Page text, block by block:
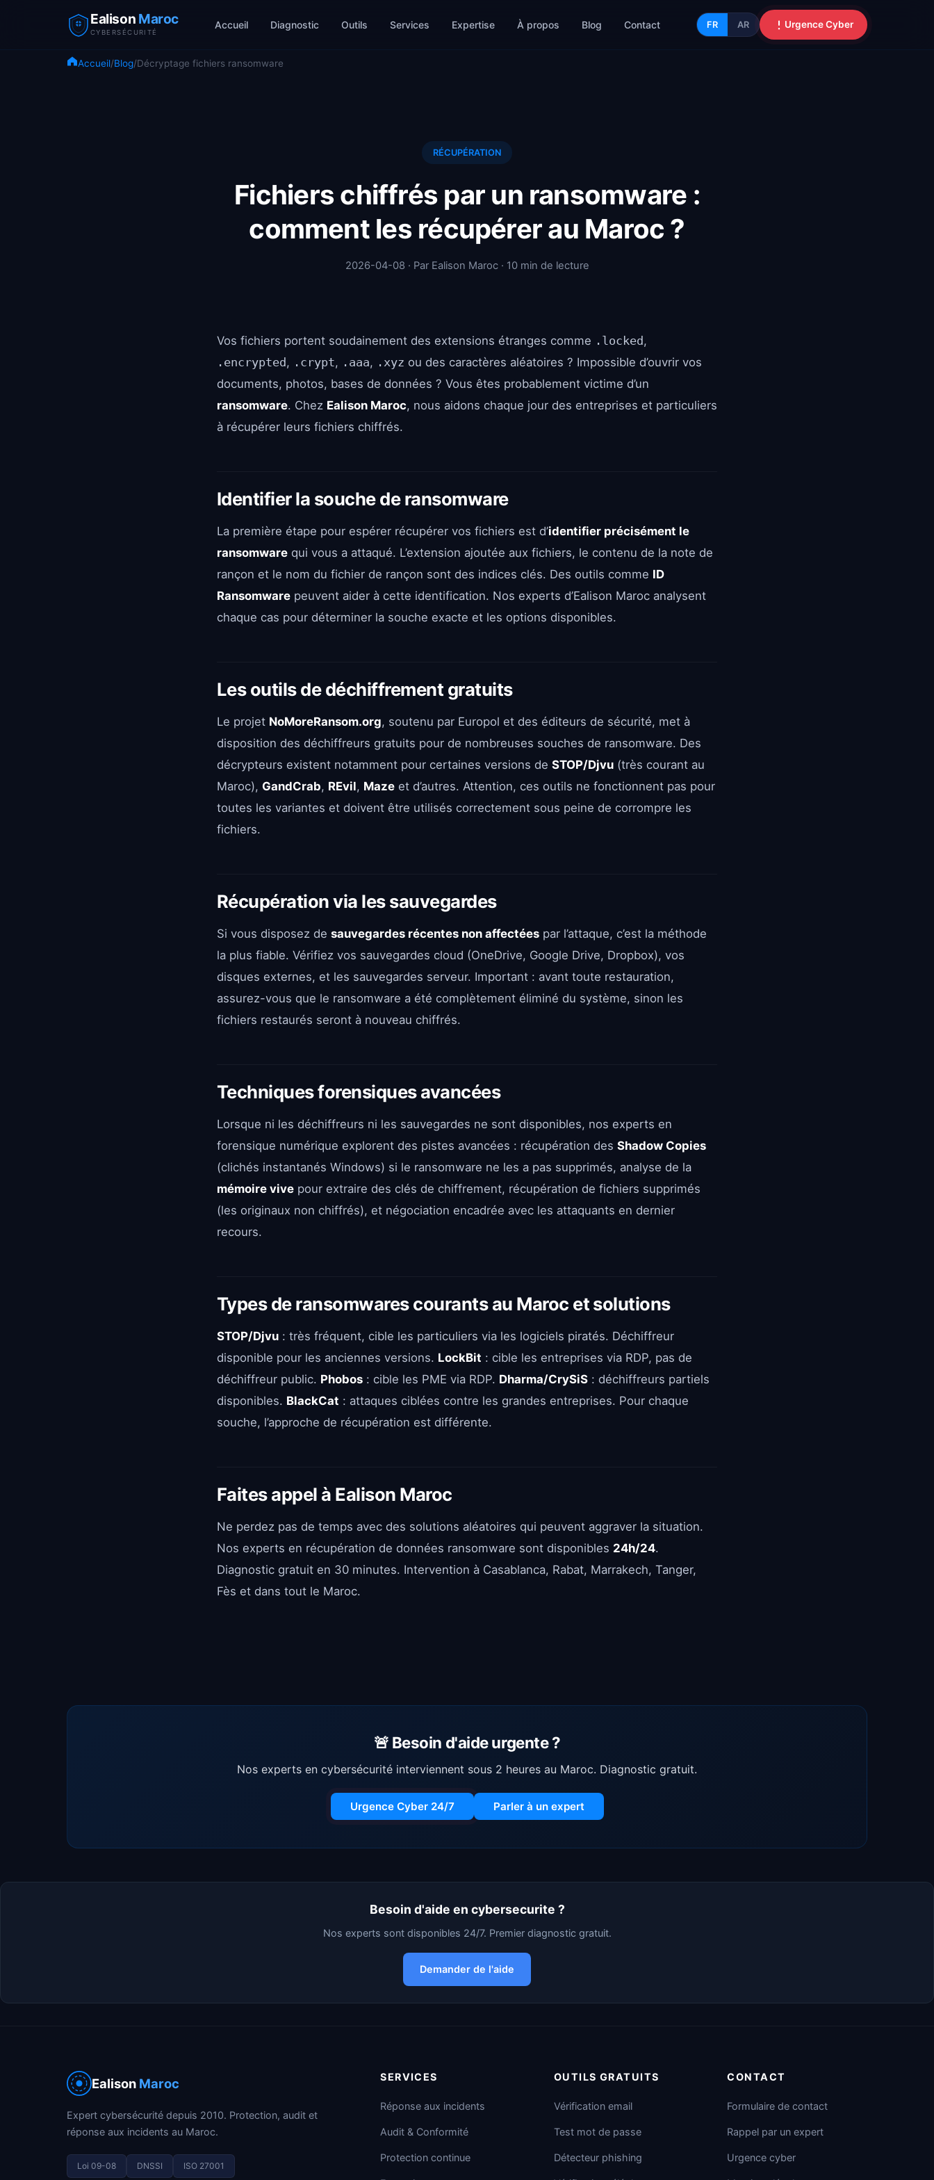
Ealison Maroc
CYBERSÉCURITÉ
Accueil Diagnostic Outils Services Expertise À propos Blog Contact FR AR Urgence Cyber
Accueil/Blog/Décryptage fichiers ransomware
RÉCUPÉRATION
Fichiers chiffrés par un ransomware :
comment les récupérer au Maroc ?
2026-04-08 · Par Ealison Maroc · 10 min de lecture
Vos fichiers portent soudainement des extensions étranges comme .locked,
.encrypted, .crypt, .aaa, .xyz ou des caractères aléatoires ? Impossible d’ouvrir vos
documents, photos, bases de données ? Vous êtes probablement victime d’un
ransomware. Chez Ealison Maroc, nous aidons chaque jour des entreprises et particuliers
à récupérer leurs fichiers chiffrés.
Identifier la souche de ransomware
La première étape pour espérer récupérer vos fichiers est d’identifier précisément le
ransomware qui vous a attaqué. L’extension ajoutée aux fichiers, le contenu de la note de
rançon et le nom du fichier de rançon sont des indices clés. Des outils comme ID
Ransomware peuvent aider à cette identification. Nos experts d’Ealison Maroc analysent
chaque cas pour déterminer la souche exacte et les options disponibles.
Les outils de déchiffrement gratuits
Le projet NoMoreRansom.org, soutenu par Europol et des éditeurs de sécurité, met à
disposition des déchiffreurs gratuits pour de nombreuses souches de ransomware. Des
décrypteurs existent notamment pour certaines versions de STOP/Djvu (très courant au
Maroc), GandCrab, REvil, Maze et d’autres. Attention, ces outils ne fonctionnent pas pour
toutes les variantes et doivent être utilisés correctement sous peine de corrompre les
fichiers.
Récupération via les sauvegardes
Si vous disposez de sauvegardes récentes non affectées par l’attaque, c’est la méthode
la plus fiable. Vérifiez vos sauvegardes cloud (OneDrive, Google Drive, Dropbox), vos
disques externes, et les sauvegardes serveur. Important : avant toute restauration,
assurez-vous que le ransomware a été complètement éliminé du système, sinon les
fichiers restaurés seront à nouveau chiffrés.
Techniques forensiques avancées
Lorsque ni les déchiffreurs ni les sauvegardes ne sont disponibles, nos experts en
forensique numérique explorent des pistes avancées : récupération des Shadow Copies
(clichés instantanés Windows) si le ransomware ne les a pas supprimés, analyse de la
mémoire vive pour extraire des clés de chiffrement, récupération de fichiers supprimés
(les originaux non chiffrés), et négociation encadrée avec les attaquants en dernier
recours.
Types de ransomwares courants au Maroc et solutions
STOP/Djvu : très fréquent, cible les particuliers via les logiciels piratés. Déchiffreur
disponible pour les anciennes versions. LockBit : cible les entreprises via RDP, pas de
déchiffreur public. Phobos : cible les PME via RDP. Dharma/CrySiS : déchiffreurs partiels
disponibles. BlackCat : attaques ciblées contre les grandes entreprises. Pour chaque
souche, l’approche de récupération est différente.
Faites appel à Ealison Maroc
Ne perdez pas de temps avec des solutions aléatoires qui peuvent aggraver la situation.
Nos experts en récupération de données ransomware sont disponibles 24h/24.
Diagnostic gratuit en 30 minutes. Intervention à Casablanca, Rabat, Marrakech, Tanger,
Fès et dans tout le Maroc.
🚨 Besoin d'aide urgente ?
Nos experts en cybersécurité interviennent sous 2 heures au Maroc. Diagnostic gratuit.
Urgence Cyber 24/7 Parler à un expert
Besoin d'aide en cybersecurite ?
Nos experts sont disponibles 24/7. Premier diagnostic gratuit.
Demander de l'aide
Ealison Maroc
Expert cybersécurité depuis 2010. Protection, audit et
réponse aux incidents au Maroc.
Loi 09-08 DNSSI ISO 27001
SERVICES
Réponse aux incidents
Audit & Conformité
Protection continue
OUTILS GRATUITS
Vérification email
Test mot de passe
Détecteur phishing
CONTACT
Formulaire de contact
Rappel par un expert
Urgence cyber